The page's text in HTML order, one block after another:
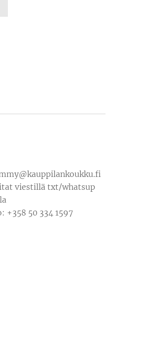
viestillä txt/whatsup
+358 50 334 1597